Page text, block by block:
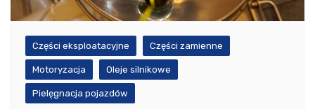
Części eksploatacyjne Części zamienne
Motoryzacja Oleje silnikowe
Pielęgnacja pojazdów